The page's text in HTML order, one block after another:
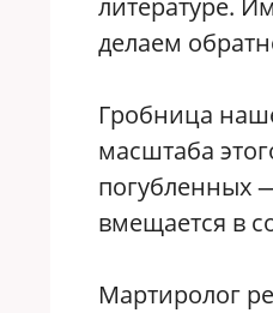
литературе.
делаем
Гробница
масштаба
погубленных
вмещается в
Мартиролог